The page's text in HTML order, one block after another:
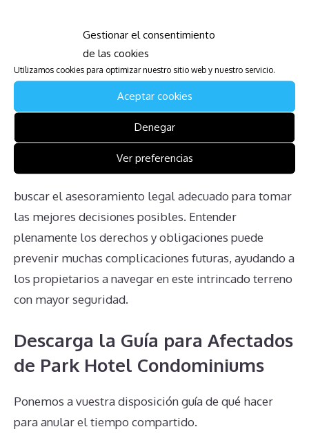
Gestionar el consentimiento
de las cookies
Utilizamos cookies para optimizar nuestro sitio web y nuestro servicio.
Aceptar cookies
Denegar
Ver preferencias
En conclusión, los problemas asociados con los
contratos de multipropiedad en Park Hotel
Condominiums son variados y complejos. Desde la
obligación de pagar cuotas de mantenimiento hasta
la dificultad para anular contratos y la falta de un
mercado de reventa viable, los propietarios
enfrentan numerosos desafíos. La clave para manejar
estas dificultades radica en estar bien informado y
buscar el asesoramiento legal adecuado para tomar
las mejores decisiones posibles. Entender
plenamente los derechos y obligaciones puede
prevenir muchas complicaciones futuras, ayudando a
los propietarios a navegar en este intrincado terreno
con mayor seguridad.
Descarga la Guía para Afectados
de Park Hotel Condominiums
Ponemos a vuestra disposición guía de qué hacer
para anular el tiempo compartido.